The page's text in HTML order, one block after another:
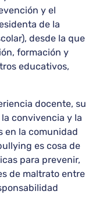
y el
de la
desde la que
formación y
educativos,
docente, su
convivencia y la
en la comunidad
es cosa de
para prevenir,
de maltrato entre